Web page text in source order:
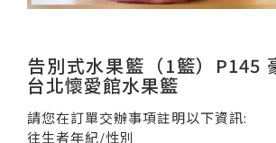
告別式水果籃（1籃）P145
台北懷愛館水果籃
請您在訂單交辦事項註明以下資訊:
往生者年紀/性別